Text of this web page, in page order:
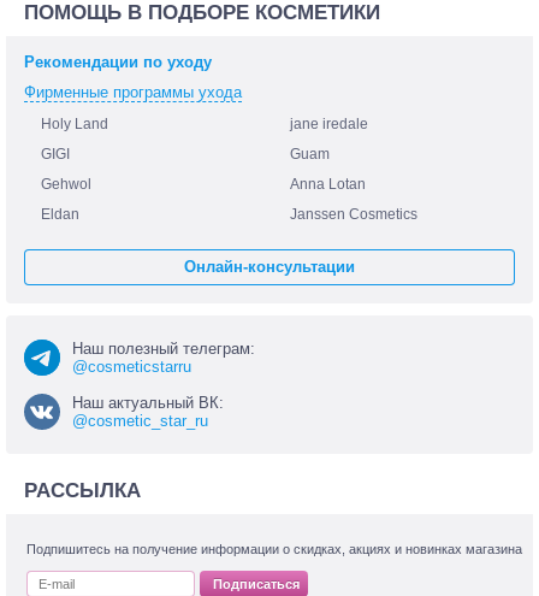
ПОМОЩЬ В ПОДБОРЕ КОСМЕТИКИ
Рекомендации по уходу
Фирменные программы ухода
Holy Land
jane iredale
GIGI
Guam
Gehwol
Anna Lotan
Eldan
Janssen Cosmetics
Онлайн-консультации
Наш полезный телеграм:
@cosmeticstarru
Наш актуальный ВК:
@cosmetic_star_ru
РАССЫЛКА
Подпишитесь на получение информации о скидках, акциях и новинках магазина
Подписаться